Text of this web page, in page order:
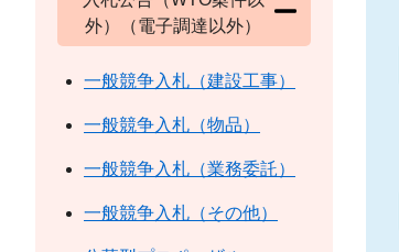
外）（電子調達以外）
一般競争入札（建設工事）
一般競争入札（物品）
一般競争入札（業務委託）
一般競争入札（その他）